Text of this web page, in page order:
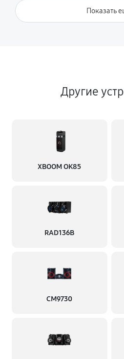
Показать
Другие
XBOOM OK85
RAD136B
CM9730